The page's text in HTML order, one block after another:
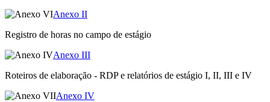
Anexo II
Registro de horas no campo de estágio
Anexo III
Roteiros de elaboração - RDP e relatórios de estágio I, II, III e IV
Anexo IV